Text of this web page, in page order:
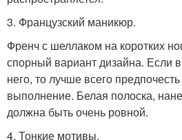
3. Французский маникюр.
Френч с шеллаком на коротких
спорный вариант дизайна. Если
него, то лучше всего
выполнение. Белая полоска,
должна быть очень ровной.
4. Тонкие мотивы.